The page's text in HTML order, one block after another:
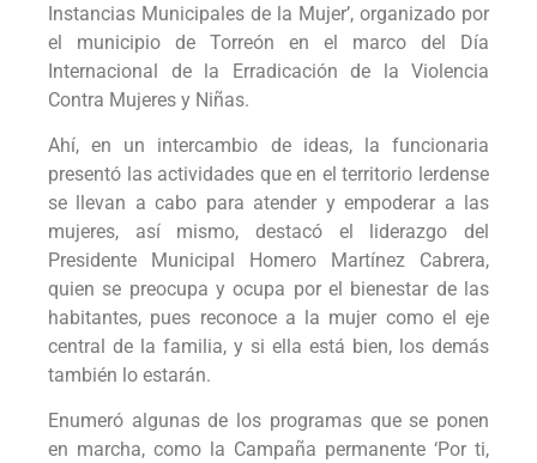
Instancias Municipales de la Mujer’, organizado por
el municipio de Torreón en el marco del Día
Internacional de la Erradicación de la Violencia
Contra Mujeres y Niñas.
Ahí, en un intercambio de ideas, la funcionaria
presentó las actividades que en el territorio lerdense
se llevan a cabo para atender y empoderar a las
mujeres, así mismo, destacó el liderazgo del
Presidente Municipal Homero Martínez Cabrera,
quien se preocupa y ocupa por el bienestar de las
habitantes, pues reconoce a la mujer como el eje
central de la familia, y si ella está bien, los demás
también lo estarán.
Enumeró algunas de los programas que se ponen
en marcha, como la Campaña permanente ‘Por ti,